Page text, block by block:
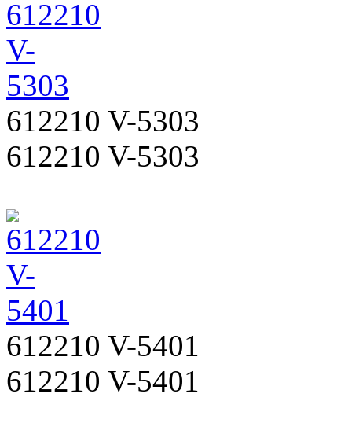
612210 V-5303
612210 V-5303
612210 V-5401
612210 V-5401